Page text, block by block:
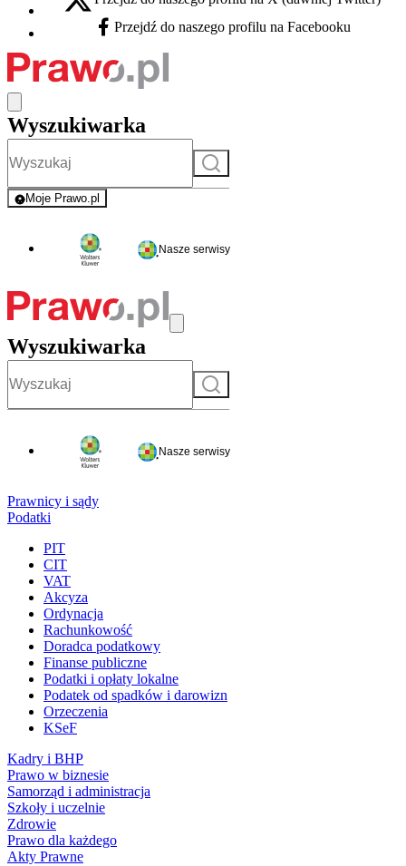
X - otwiera się w nowej karcie
Facebook - otwiera się w nowej karcie
Przejdź do naszego profilu na Facebooku
Wyszukiwarka
Szukaj
Moje Prawo.pl
- rejestracja i logowanie do serwisu
Nasze serwisy
Wyszukiwarka
Szukaj
Nasze serwisy
Prawnicy i sądy
Podatki
PIT
CIT
VAT
Akcyza
Ordynacja
Rachunkowość
Doradca podatkowy
Finanse publiczne
Podatki i opłaty lokalne
Podatek od spadków i darowizn
Orzeczenia
KSeF
Kadry i BHP
Prawo w biznesie
Samorząd i administracja
Szkoły i uczelnie
Zdrowie
Prawo dla każdego
Akty Prawne